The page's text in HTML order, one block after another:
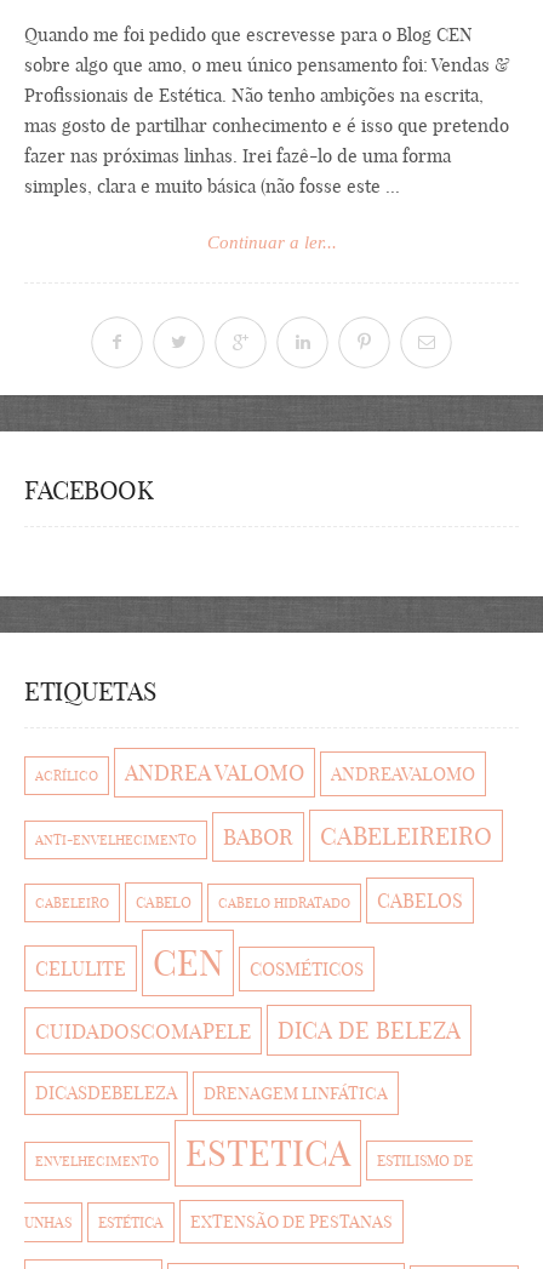
Quando me foi pedido que escrevesse para o Blog CEN
sobre algo que amo, o meu único pensamento foi: Vendas &
Profissionais de Estética. Não tenho ambições na escrita,
mas gosto de partilhar conhecimento e é isso que pretendo
fazer nas próximas linhas. Irei fazê-lo de uma forma
simples, clara e muito básica (não fosse este ...
Continuar a ler...
FACEBOOK
ETIQUETAS
ACRÍLICO ANDREA VALOMO ANDREAVALOMO
ANTI-ENVELHECIMENTO BABOR CABELEIREIRO
CABELEIRO CABELO CABELO HIDRATADO CABELOS
CELULITE CEN COSMÉTICOS
CUIDADOSCOMAPELE DICA DE BELEZA
DICASDEBELEZA DRENAGEM LINFÁTICA
ENVELHECIMENTO ESTETICA ESTILISMO DE
UNHAS ESTÉTICA EXTENSÃO DE PESTANAS